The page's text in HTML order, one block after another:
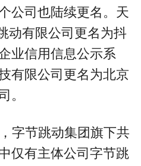
公司也陆续更名。天
动有限公司更名为抖
业信用信息公示系
有限公司更名为北京
。
字节跳动集团旗下共
仅有主体公司字节跳